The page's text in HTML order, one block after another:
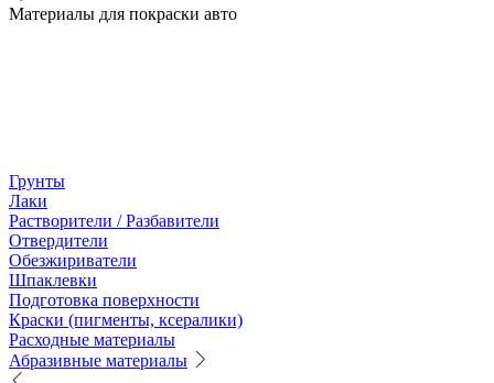
Материалы для покраски авто
Грунты
Лаки
Растворители / Разбавители
Отвердители
Обезжириватели
Шпаклевки
Подготовка поверхности
Краски (пигменты, ксералики)
Расходные материалы
Абразивные материалы